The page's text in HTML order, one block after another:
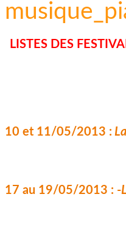
LISTES DES
10 et 11/05/2013 :
17 au 19/05/2013 : -